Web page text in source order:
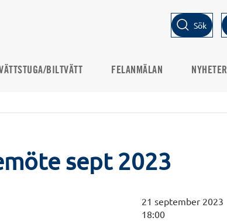
Sök
BILTVÄTT FELANMÄLAN NYHETER
sept 2023
21 september 2023
18:00